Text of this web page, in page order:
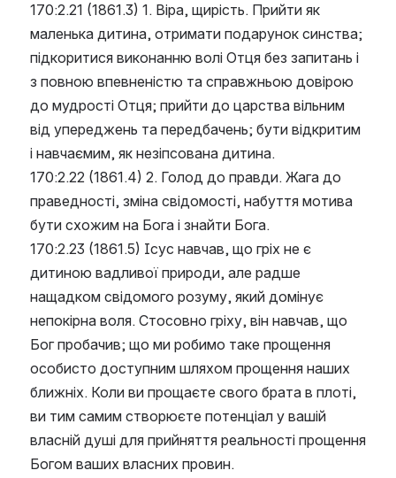
170:2.21 (1861.3) 1. Віра, щирість. Прийти як
маленька дитина, отримати подарунок синства;
підкоритися виконанню волі Отця без запитань і
з повною впевненістю та справжньою довірою
до мудрості Отця; прийти до царства вільним
від упереджень та передбачень; бути відкритим
і навчаємим, як незіпсована дитина.
170:2.22 (1861.4) 2. Голод до правди. Жага до
праведності, зміна свідомості, набуття мотива
бути схожим на Бога і знайти Бога.
170:2.23 (1861.5) Ісус навчав, що гріх не є
дитиною вадливої природи, але радше
нащадком свідомого розуму, який домінує
непокірна воля. Стосовно гріху, він навчав, що
Бог пробачив; що ми робимо таке прощення
особисто доступним шляхом прощення наших
ближніх. Коли ви прощаєте свого брата в плоті,
ви тим самим створюєте потенціал у вашій
власній душі для прийняття реальності прощення
Богом ваших власних провин.